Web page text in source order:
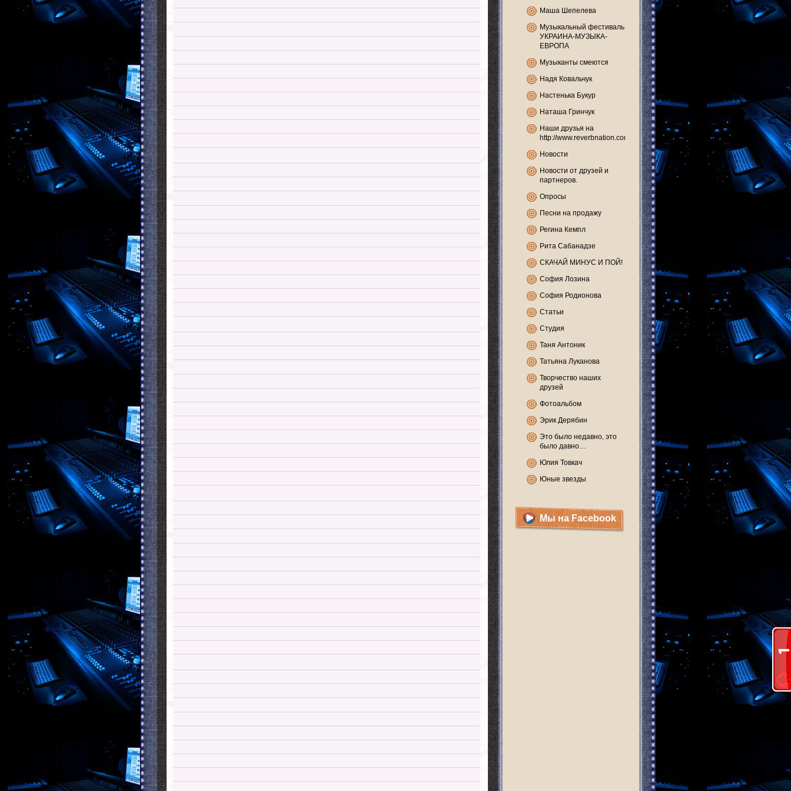
Маша Шепелева
Музыкальный фестиваль
УКРАИНА-МУЗЫКА-
ЕВРОПА
Музыканты смеются
Надя Ковальчук
Настенька Букур
Наташа Гринчук
Наши друзья на
http://www.reverbnation.com
Новости
Новости от друзей и
партнеров.
Опросы
Песни на продажу
Регина Кемпл
Рита Сабанадзе
СКАЧАЙ МИНУС И ПОЙ!
София Лозина
София Родионова
Статьи
Студия
Таня Антоник
Татьяна Луканова
Творчество наших
друзей
Фотоальбом
Эрик Дерябин
Это было недавно, это
было давно…
Юлия Товкач
Юные звезды
Мы на Facebook